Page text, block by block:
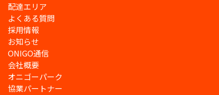
配達エリア
よくある質問
採用情報
お知らせ
ONIGO通信
会社概要
オニゴーパーク
協業パートナー